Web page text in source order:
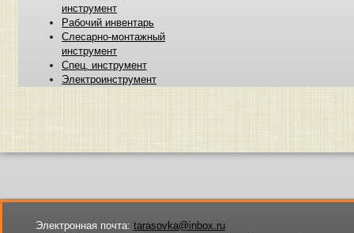
инструмент
Рабочий инвентарь
Слесарно-монтажный
инструмент
Спец. инструмент
Электроинструмент
Электронная почта: tarasovka@inbox.ru